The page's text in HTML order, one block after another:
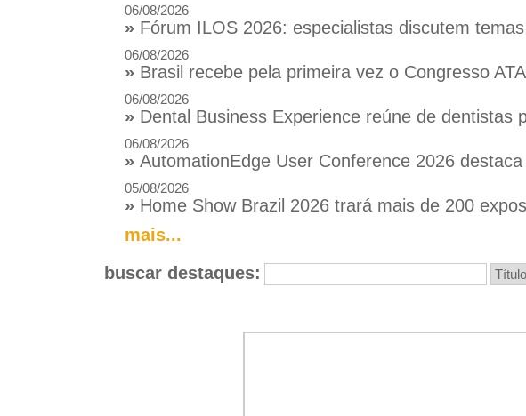
06/08/2026
» Fórum ILOS 2026: especialistas discutem
06/08/2026
» Brasil recebe pela primeira vez o Congresso
06/08/2026
» Dental Business Experience reúne de
06/08/2026
» AutomationEdge User Conference 2026
05/08/2026
» Home Show Brazil 2026 trará mais de 200
mais...
buscar destaques: